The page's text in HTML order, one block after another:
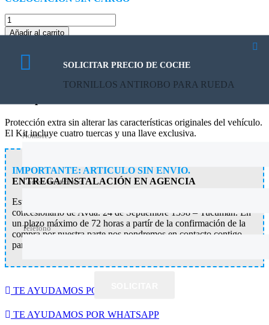
TORNILLOS
ANTIROBO
Añadir al carrito
AIRCROSS
Protección extra sin alterar las características originales del vehículo.
El Kit incluye cuatro tuercas y una llave exclusiva.
IMPORTANTE: ARTÍCULO SIN ENVÍO.
ENTREGA/INSTALACIÓN EN AGENCIA
Este artículo se entrega e instala gratuitamente en nuestro
concesionario de Avda. 24 de Septiembre 1398 – Tucumán. En
un plazo máximo de 72 horas a partír de la confirmación de la
compra por nuestra parte nos pondremos en contacto contigo
para coordinar la entrega del mismo.
TE AYUDAMOS POR WHATSAPP
TE AYUDAMOS POR WHATSAPP
SOLICITAR PRECIO DE COCHE
TORNILLOS ANTIROBO PARA RUEDA
Nombre
Correo electrónico
Teléfono